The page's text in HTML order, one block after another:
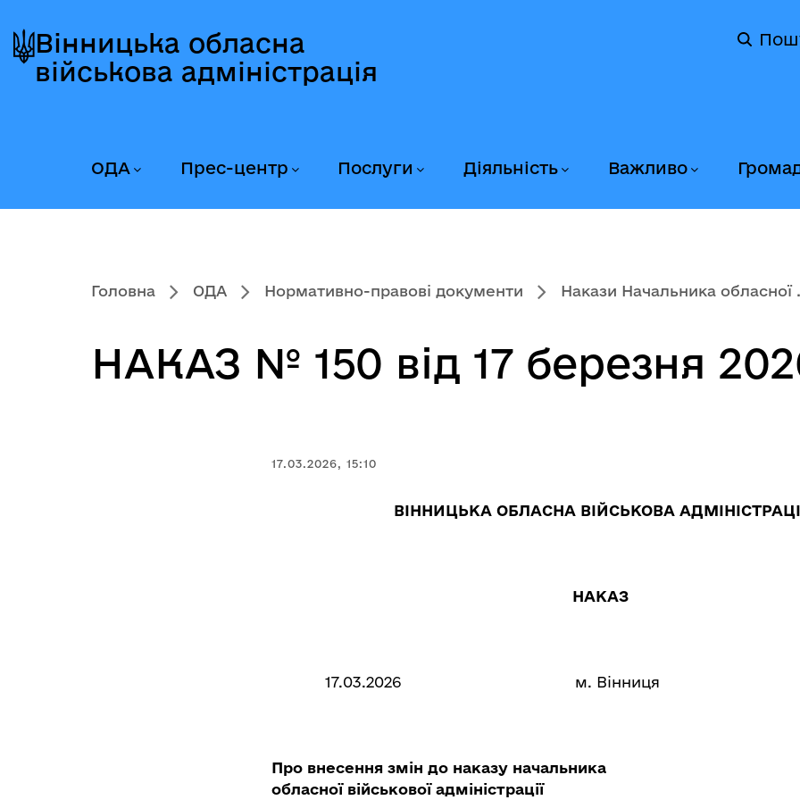
до
головного
до
головного
вмісту
до
головного
колонтитула
Вінницька обласна
військова адміністрація
ОДА Прес-центр Послуги Діяльність Важливо
Головна ОДА Нормативно-правові документи Накази Начальника обласної
НАКАЗ № 150 від 17 березня
17.03.2026, 15:10
ВІННИЦЬКА ОБЛАСНА ВІЙСЬКОВА
НАКАЗ
17.03.2026 м. Вінниця
Про внесення змін до наказу начальника
обласної військової адміністрації